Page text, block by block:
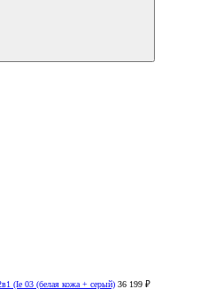
(Ie 03 (белая кожа + серый) 36 199 ₽